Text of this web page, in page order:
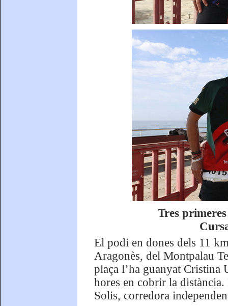
Tres
El podi en dones dels 11
Aragonès, del Montpalau
plaça l’ha guanyat
hores en cobrir la distància.
Solis, corredora